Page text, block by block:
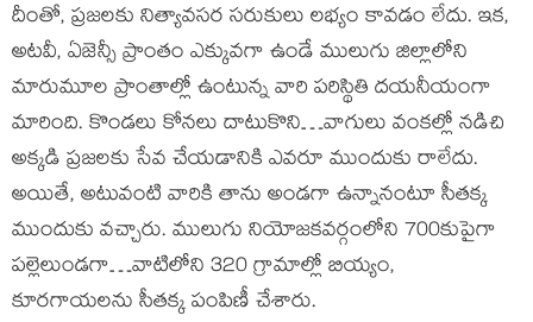
దీంతో, ప్రజలకు నిత్యావసర సరుకులు లభ్యం కావడం లేదు. ఇక,
అటవీ, ఏజెన్సీ ప్రాంతం ఎక్కువగా ఉండే ములుగు జిల్లాలోని
మారుమూల ప్రాంతాల్లో ఉంటున్న వారి పరిస్థితి దయనీయంగా
మారింది. కొండలు కోనలు దాటుకొని…వాగులు వంకల్లో నడిచి
అక్కడి ప్రజలకు సేవ చేయడానికి ఎవరూ ముందుకు రాలేదు.
అయితే, అటువంటి వారికి తాను అండగా ఉన్నానంటూ సీతక్క
ముందుకు వచ్చారు. ములుగు నియోజకవర్గంలోని 700కుపైగా
పల్లెలుండగా…వాటిలోని 320 గ్రామాల్లో బియ్యం,
కూరగాయలను సీతక్క పంపిణీ చేశారు.